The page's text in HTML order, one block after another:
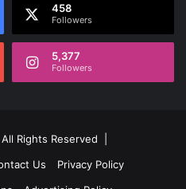
458
Followers
5,377
Followers
Rights Reserved |
Us
Privacy Policy